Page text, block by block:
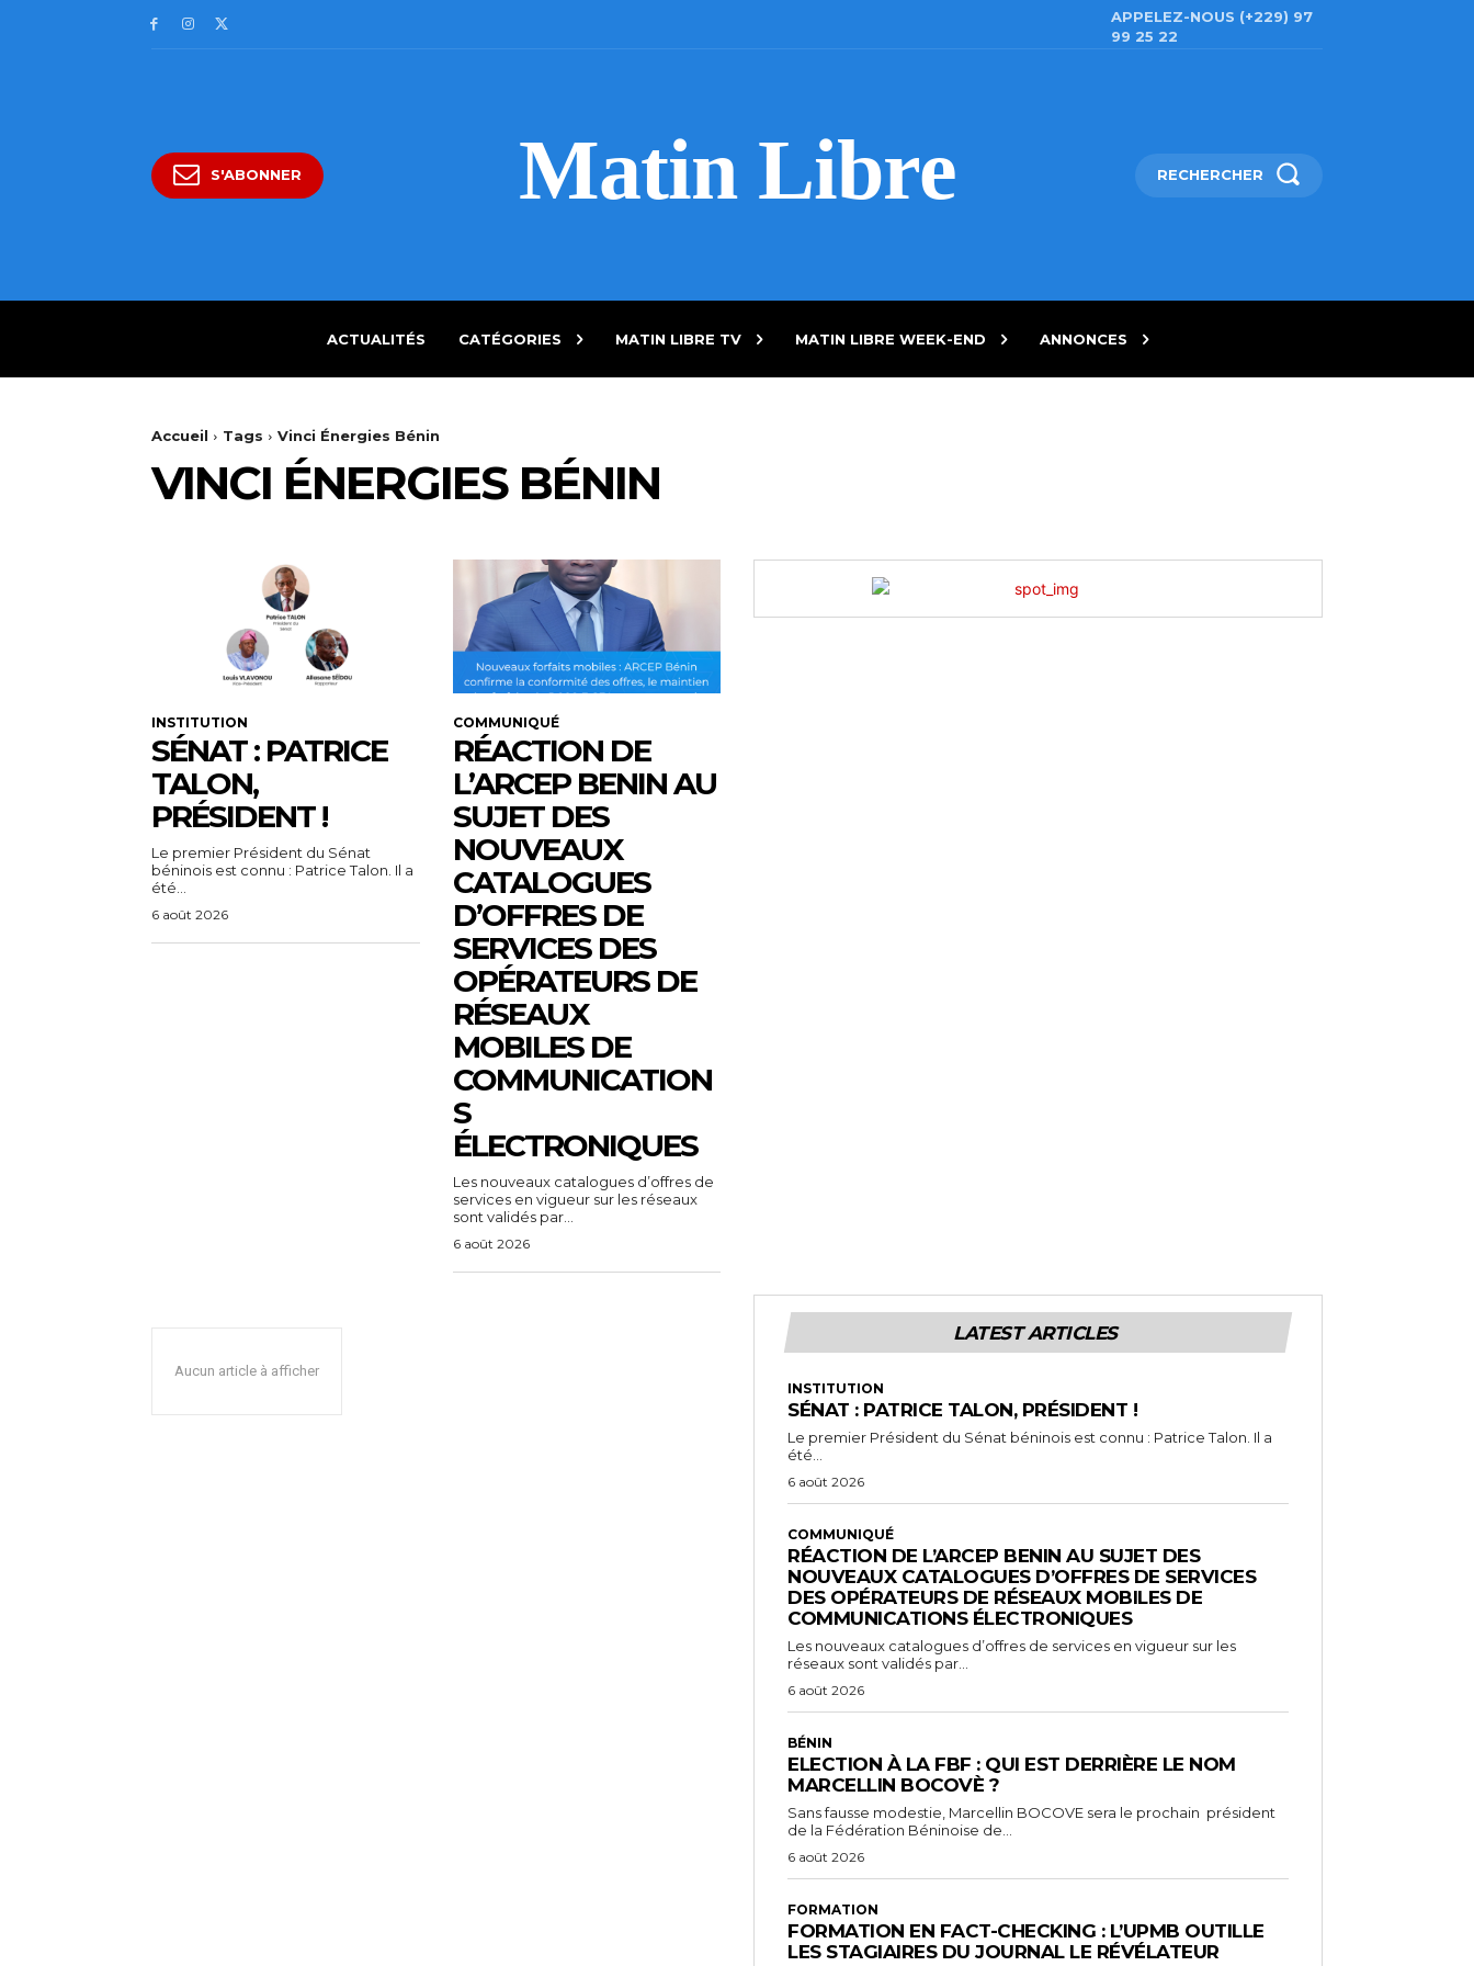
APPELEZ-NOUS (+229) 97
99 25 22
S'ABONNER Matin Libre RECHERCHER
ACTUALITÉS CATÉGORIES MATIN LIBRE TV MATIN LIBRE WEEK-END ANNONCES
Accueil Tags Vinci Énergies Bénin
VINCI ÉNERGIES BÉNIN
INSTITUTION
SÉNAT : PATRICE
TALON,
PRÉSIDENT !
Le premier Président du Sénat
béninois est connu : Patrice Talon. Il a
été...
6 août 2026
COMMUNIQUÉ
RÉACTION DE
L’ARCEP BENIN AU
SUJET DES
NOUVEAUX
CATALOGUES
D’OFFRES DE
SERVICES DES
OPÉRATEURS DE
RÉSEAUX
MOBILES DE
COMMUNICATION
S
ÉLECTRONIQUES
Les nouveaux catalogues d’offres de
services en vigueur sur les réseaux
sont validés par...
6 août 2026
Aucun article à afficher
LATEST ARTICLES
INSTITUTION
SÉNAT : PATRICE TALON, PRÉSIDENT !
Le premier Président du Sénat béninois est connu : Patrice Talon. Il a
été...
6 août 2026
COMMUNIQUÉ
RÉACTION DE L’ARCEP BENIN AU SUJET DES
NOUVEAUX CATALOGUES D’OFFRES DE SERVICES
DES OPÉRATEURS DE RÉSEAUX MOBILES DE
COMMUNICATIONS ÉLECTRONIQUES
Les nouveaux catalogues d’offres de services en vigueur sur les
réseaux sont validés par...
6 août 2026
BÉNIN
ELECTION À LA FBF : QUI EST DERRIÈRE LE NOM
MARCELLIN BOCOVÈ ?
Sans fausse modestie, Marcellin BOCOVE sera le prochain président
de la Fédération Béninoise de...
6 août 2026
FORMATION
FORMATION EN FACT-CHECKING : L’UPMB OUTILLE
LES STAGIAIRES DU JOURNAL LE RÉVÉLATEUR